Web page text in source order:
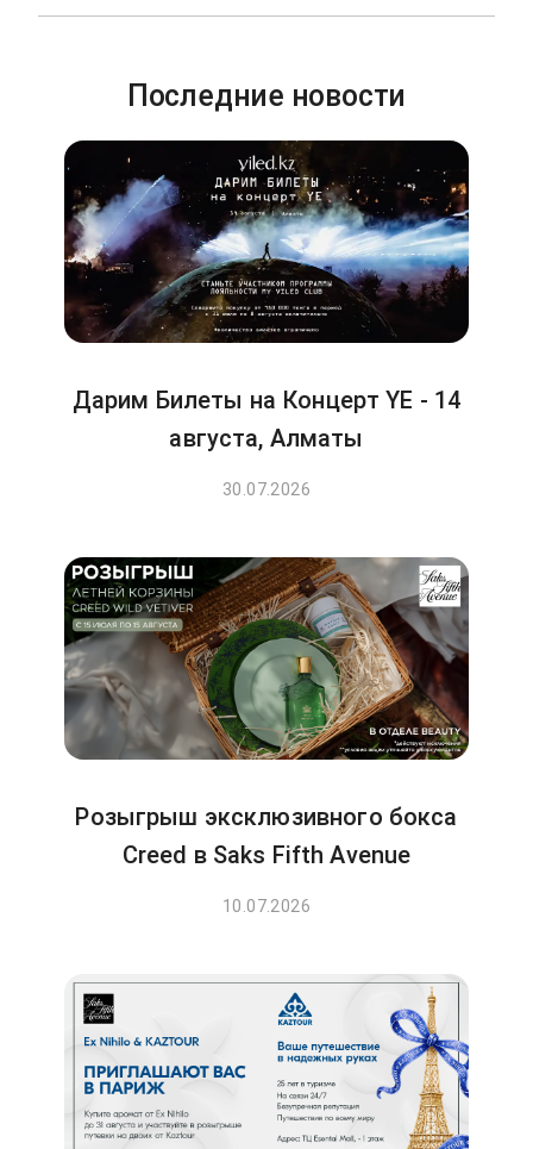
Последние новости
Дарим Билеты на Концерт YE - 14
августа, Алматы
30.07.2026
Розыгрыш эксклюзивного бокса
Creed в Saks Fifth Avenue
10.07.2026